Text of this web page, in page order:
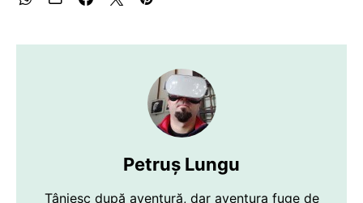
Petruș Lungu
Tânjesc după aventură, dar aventura fuge de